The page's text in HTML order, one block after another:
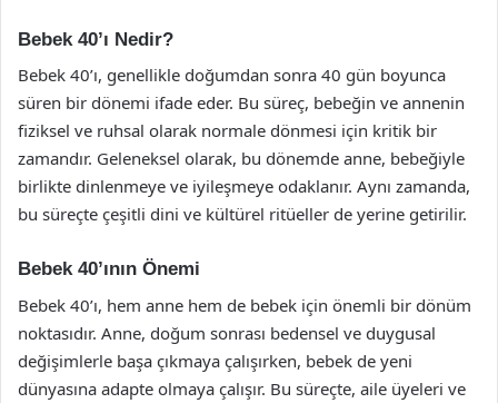
Bebek 40’ı Nedir?
Bebek 40’ı, genellikle doğumdan sonra 40 gün boyunca
süren bir dönemi ifade eder. Bu süreç, bebeğin ve annenin
fiziksel ve ruhsal olarak normale dönmesi için kritik bir
zamandır. Geleneksel olarak, bu dönemde anne, bebeğiyle
birlikte dinlenmeye ve iyileşmeye odaklanır. Aynı zamanda,
bu süreçte çeşitli dini ve kültürel ritüeller de yerine getirilir.
Bebek 40’ının Önemi
Bebek 40’ı, hem anne hem de bebek için önemli bir dönüm
noktasıdır. Anne, doğum sonrası bedensel ve duygusal
değişimlerle başa çıkmaya çalışırken, bebek de yeni
dünyasına adapte olmaya çalışır. Bu süreçte, aile üyeleri ve